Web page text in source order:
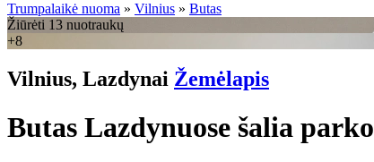
Trumpalaikė nuoma » Vilnius » Butas
Žiūrėti 13 nuotraukų
+8
Vilnius, Lazdynai Žemėlapis
Butas Lazdynuose šalia parko